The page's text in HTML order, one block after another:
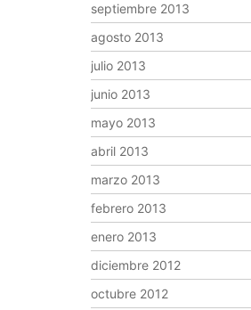
septiembre 2013
agosto 2013
julio 2013
junio 2013
mayo 2013
abril 2013
marzo 2013
febrero 2013
enero 2013
diciembre 2012
octubre 2012